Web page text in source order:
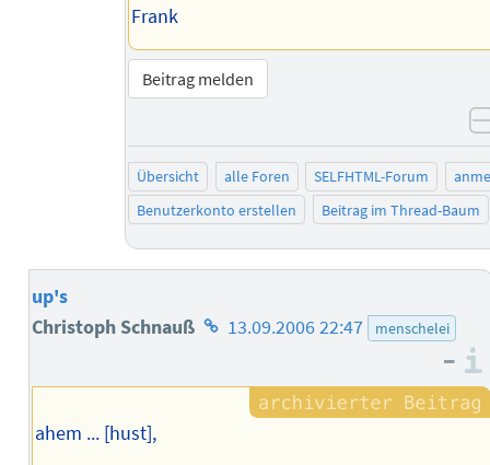
Frank
Beitrag melden
Übersicht alle Foren SELFHTML-Forum
Benutzerkonto erstellen
Beitrag im Thread-Baum
up's
Christoph Schnauß Homepage
Autors
13.09.2006 22:47 menschelei
–
ahem ... [hust],